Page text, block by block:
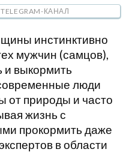
КАНАЛ
инстинктивно
мужчин (самцов),
и выкормить
люди
от природы и часто
жизнь с
прокормить даже
в области